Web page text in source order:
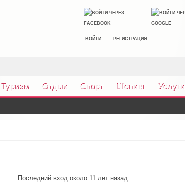
ВОЙТИ РЕГИСТРАЦИЯ
Туризм Отдых Спорт Шопинг Услуги
Последний вход около 11 лет назад